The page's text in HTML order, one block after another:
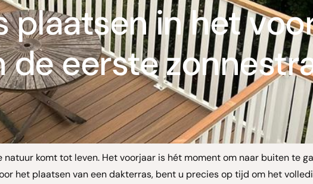
plaatsen in het
eerste
komt tot leven. Het voorjaar is hét moment om naar buiten te
het plaatsen van een dakterras, bent u precies op tijd om het